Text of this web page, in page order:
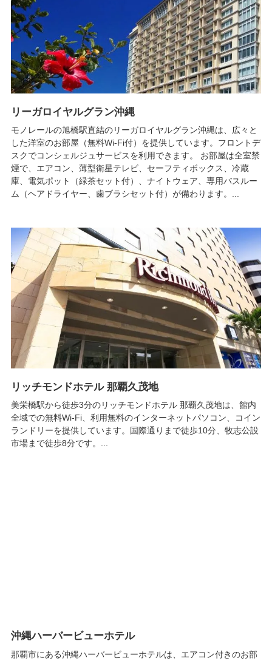
リーガロイヤルグラン沖縄
モノレールの旭橋駅直結のリーガロイヤルグラン沖縄は、広々と
した洋室のお部屋（無料Wi-Fi付）を提供しています。フロントデ
スクでコンシェルジュサービスを利用できます。 お部屋は全室禁
煙で、エアコン、薄型衛星テレビ、セーフティボックス、冷蔵
庫、電気ポット（緑茶セット付）、ナイトウェア、専用バスルー
ム（ヘアドライヤー、歯ブラシセット付）が備わります。...
リッチモンドホテル 那覇久茂地
美栄橋駅から徒歩3分のリッチモンドホテル 那覇久茂地は、館内
全域での無料Wi-Fi、利用無料のインターネットパソコン、コイン
ランドリーを提供しています。国際通りまで徒歩10分、牧志公設
市場まで徒歩8分です。...
沖縄ハーバービューホテル
那覇市にある沖縄ハーバービューホテルは、エアコン付きのお部